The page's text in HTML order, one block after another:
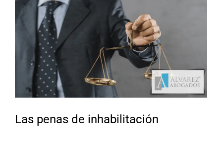
Las penas de inhabilitación